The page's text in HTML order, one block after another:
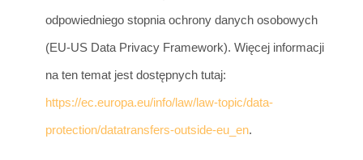
odpowiedniego stopnia ochrony danych osobowych
(EU-US Data Privacy Framework). Więcej informacji
na ten temat jest dostępnych tutaj:
https://ec.europa.eu/info/law/law-topic/data-
protection/datatransfers-outside-eu_en.